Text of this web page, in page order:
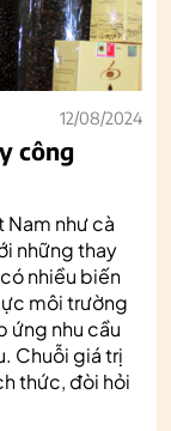
12/08/2024
công
như cà
những thay
nhiều biến
môi trường
ứng nhu cầu
Chuỗi giá trị
thức, đòi hỏi